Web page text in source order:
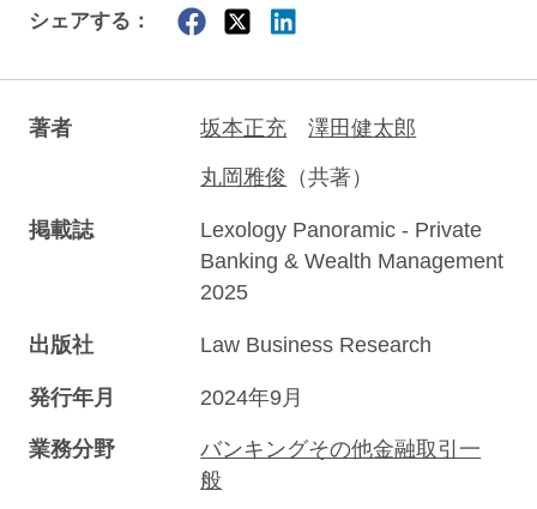
シェアする：
著者 坂本正充 澤田健太郎
丸岡雅俊 （共著）
掲載誌
Lexology Panoramic - Private
Banking & Wealth Management
2025
出版社 Law Business Research
発行年月 2024年9月
業務分野
バンキングその他金融取引一
般